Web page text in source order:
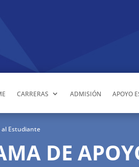
CARRERAS ADMISIÓN APOYO
al Estudiante
DE